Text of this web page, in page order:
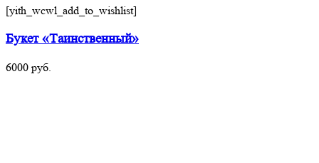
[yith_wcwl_add_to_wishlist]
Букет «Таинственный»
6000 руб.